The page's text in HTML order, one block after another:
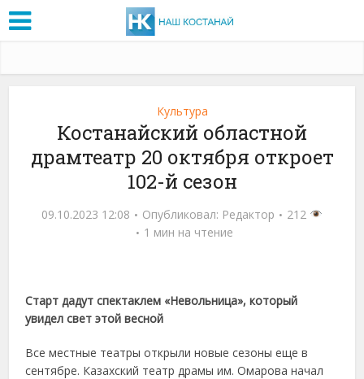
Культура
Костанайский областной
драмтеатр 20 октября откроет
102-й сезон
09.10.2023 12:08 Опубликовал: Редактор
212
1 мин на чтение
Старт дадут спектаклем «Невольница», который
увидел свет этой весной
Все местные театры открыли новые сезоны еще в
сентябре. Казахский театр драмы им. Омарова начал